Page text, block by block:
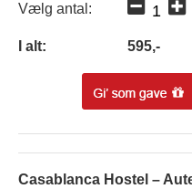
Vælg antal:
I alt: 595,-
Casablanca Hostel –